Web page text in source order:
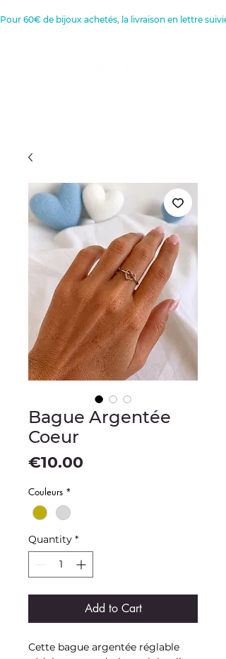
Pour 60€ de bijoux achetés, la livraison en lettre
Bague Argentée
Coeur
€10.00
Couleurs *
Quantity *
Add to Cart
Cette bague argentée réglable